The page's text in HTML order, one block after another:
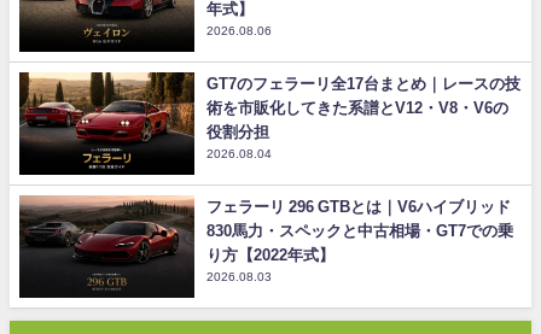
年式】
2026.08.06
GT7のフェラーリ全17台まとめ｜レースの技
術を市販化してきた系譜とV12・V8・V6の
役割分担
2026.08.04
フェラーリ 296 GTBとは｜V6ハイブリッド
830馬力・スペックと中古相場・GT7での乗
り方【2022年式】
2026.08.03